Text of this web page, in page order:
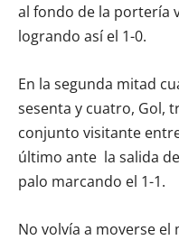
al fondo de la portería
logrando así el 1-0.
En la segunda mitad
sesenta y cuatro, Gol,
conjunto visitante
último ante la salida de
palo marcando el 1-1.
No volvía a moverse